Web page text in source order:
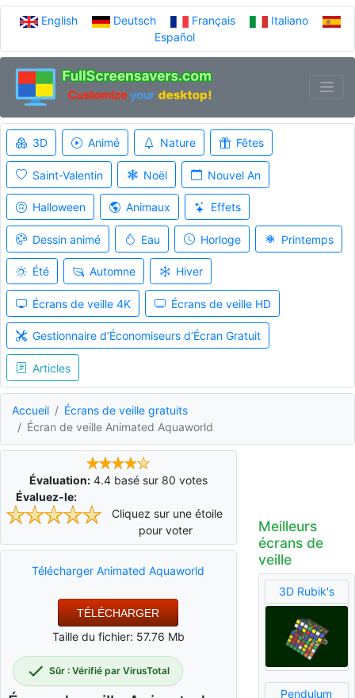
English Deutsch Français
Italiano
Español
3D Animé Nature Fêtes
Saint-Valentin Noël Nouvel An
Halloween Animaux Effets
Dessin animé Eau Horloge Printemps
Été Automne Hiver
Écrans de veille 4K Écrans de veille HD
Gestionnaire d’Économiseurs d’Écran Gratuit
Articles
Accueil
Écrans de veille gratuits
Écran de veille Animated Aquaworld
Évaluation: 4.4basé sur 80 votes
Évaluez-le:
Cliquez sur une étoile
pour voter
Télécharger Animated Aquaworld
TÉLÉCHARGER
Taille du fichier: 57.76 Mb
Sûr : Vérifié par VirusTotal
Meilleurs
écrans de
veille
3D Rubik's
Pendulum